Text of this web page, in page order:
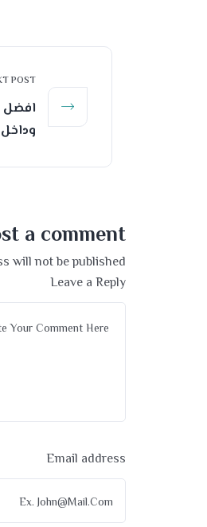
POST
افضل
a comment
will not be published.
Leave a Reply
Email address